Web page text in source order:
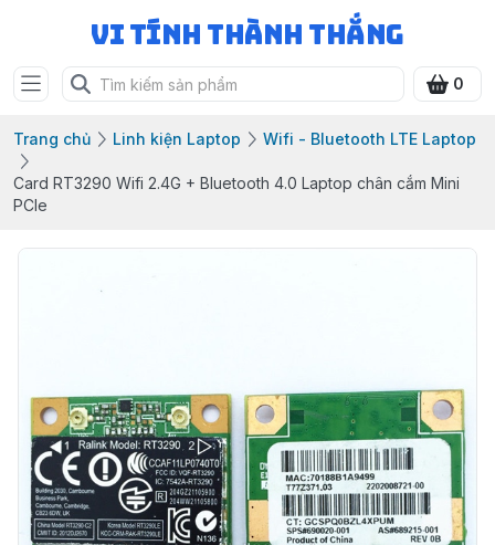
Vi Tính Thành Thắng
0
Trang chủ Linh kiện Laptop Wifi - Bluetooth LTE Laptop
Card RT3290 Wifi 2.4G + Bluetooth 4.0 Laptop chân cắm Mini
PCIe